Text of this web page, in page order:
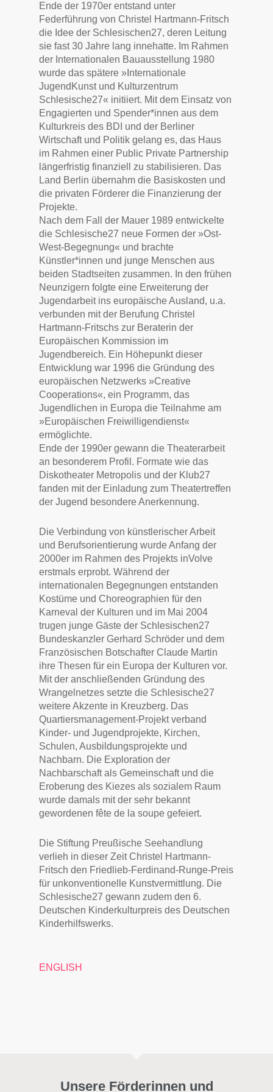
Ende der 1970er entstand unter
Federführung von Christel Hartmann-Fritsch
die Idee der Schlesischen27, deren Leitung
sie fast 30 Jahre lang innehatte. Im Rahmen
der Internationalen Bauausstellung 1980
wurde das spätere »Internationale
JugendKunst und Kulturzentrum
Schlesische27« initiiert. Mit dem Einsatz von
Engagierten und Spender*innen aus dem
Kulturkreis des BDI und der Berliner
Wirtschaft und Politik gelang es, das Haus
im Rahmen einer Public Private Partnership
längerfristig finanziell zu stabilisieren. Das
Land Berlin übernahm die Basiskosten und
die privaten Förderer die Finanzierung der
Projekte.
Nach dem Fall der Mauer 1989 entwickelte
die Schlesische27 neue Formen der »Ost-
West-Begegnung« und brachte
Künstler*innen und junge Menschen aus
beiden Stadtseiten zusammen. In den frühen
Neunzigern folgte eine Erweiterung der
Jugendarbeit ins europäische Ausland, u.a.
verbunden mit der Berufung Christel
Hartmann-Fritschs zur Beraterin der
Europäischen Kommission im
Jugendbereich. Ein Höhepunkt dieser
Entwicklung war 1996 die Gründung des
europäischen Netzwerks »Creative
Cooperations«, ein Programm, das
Jugendlichen in Europa die Teilnahme am
»Europäischen Freiwilligendienst«
ermöglichte.
Ende der 1990er gewann die Theaterarbeit
an besonderem Profil. Formate wie das
Diskotheater Metropolis und der Klub27
fanden mit der Einladung zum Theatertreffen
der Jugend besondere Anerkennung.
Die Verbindung von künstlerischer Arbeit
und Berufsorientierung wurde Anfang der
2000er im Rahmen des Projekts inVolve
erstmals erprobt. Während der
internationalen Begegnungen entstanden
Kostüme und Choreographien für den
Karneval der Kulturen und im Mai 2004
trugen junge Gäste der Schlesischen27
Bundeskanzler Gerhard Schröder und dem
Französischen Botschafter Claude Martin
ihre Thesen für ein Europa der Kulturen vor.
Mit der anschließenden Gründung des
Wrangelnetzes setzte die Schlesische27
weitere Akzente in Kreuzberg. Das
Quartiersmanagement-Projekt verband
Kinder- und Jugendprojekte, Kirchen,
Schulen, Ausbildungsprojekte und
Nachbarn. Die Exploration der
Nachbarschaft als Gemeinschaft und die
Eroberung des Kiezes als sozialem Raum
wurde damals mit der sehr bekannt
gewordenen fête de la soupe gefeiert.
Die Stiftung Preußische Seehandlung
verlieh in dieser Zeit Christel Hartmann-
Fritsch den Friedlieb-Ferdinand-Runge-Preis
für unkonventionelle Kunstvermittlung. Die
Schlesische27 gewann zudem den 6.
Deutschen Kinderkulturpreis des Deutschen
Kinderhilfswerks.
ENGLISH
Unsere Förderinnen und